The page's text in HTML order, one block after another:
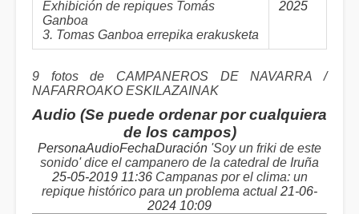
Exhibición de repiques Tomás
Ganboa
3. Tomas Ganboa errepika erakusketa
2025
9 fotos de CAMPANEROS DE NAVARRA /
NAFARROAKO ESKILAZAINAK
Audio (Se puede ordenar por cualquiera
de los campos)
PersonaAudioFechaDuración 'Soy un friki de este
sonido' dice el campanero de la catedral de Iruña
25-05-2019 11:36 Campanas por el clima: un
repique histórico para un problema actual 21-06-
2024 10:09